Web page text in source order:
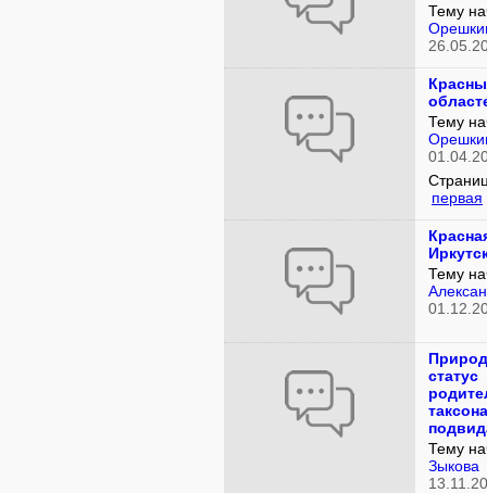
Тему
Тему
первая
Тему
статус
Тему
Зыкова